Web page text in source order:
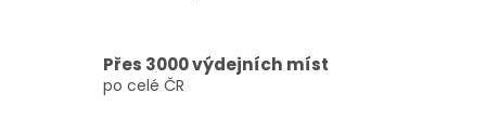
Přes 3000 výdejních míst
po celé ČR